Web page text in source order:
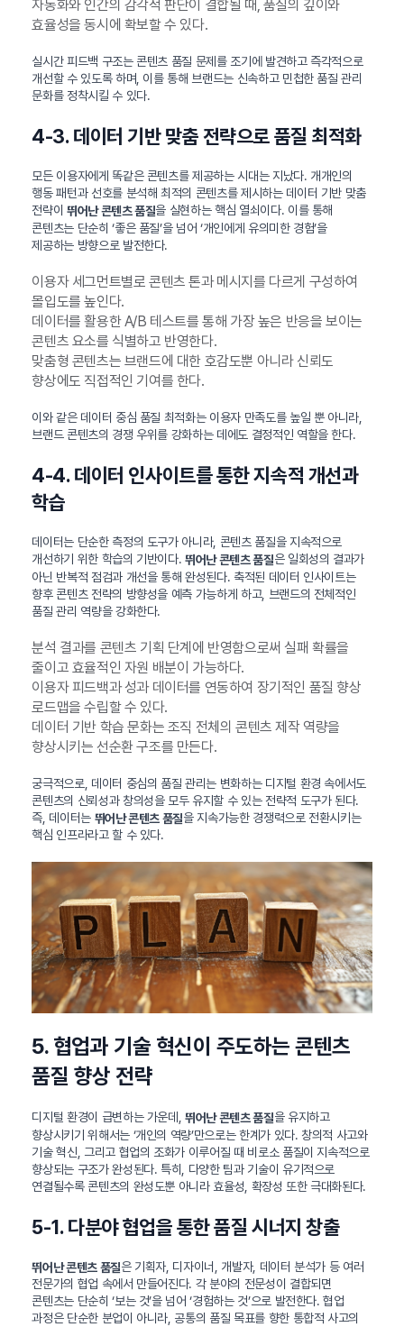
자동화와 인간의 감각적 판단이 결합될 때, 품질의 깊이와
효율성을 동시에 확보할 수 있다.
실시간 피드백 구조는 콘텐츠 품질 문제를 조기에 발견하고 즉각적으로
개선할 수 있도록 하며, 이를 통해 브랜드는 신속하고 민첩한 품질 관리
문화를 정착시킬 수 있다.
4-3. 데이터 기반 맞춤 전략으로 품질 최적화
모든 이용자에게 똑같은 콘텐츠를 제공하는 시대는 지났다. 개개인의
행동 패턴과 선호를 분석해 최적의 콘텐츠를 제시하는 데이터 기반 맞춤
전략이 뛰어난 콘텐츠 품질을 실현하는 핵심 열쇠이다. 이를 통해
콘텐츠는 단순히 ‘좋은 품질’을 넘어 ‘개인에게 유의미한 경험’을
제공하는 방향으로 발전한다.
이용자 세그먼트별로 콘텐츠 톤과 메시지를 다르게 구성하여
몰입도를 높인다.
데이터를 활용한 A/B 테스트를 통해 가장 높은 반응을 보이는
콘텐츠 요소를 식별하고 반영한다.
맞춤형 콘텐츠는 브랜드에 대한 호감도뿐 아니라 신뢰도
향상에도 직접적인 기여를 한다.
이와 같은 데이터 중심 품질 최적화는 이용자 만족도를 높일 뿐 아니라,
브랜드 콘텐츠의 경쟁 우위를 강화하는 데에도 결정적인 역할을 한다.
4-4. 데이터 인사이트를 통한 지속적 개선과
학습
데이터는 단순한 측정의 도구가 아니라, 콘텐츠 품질을 지속적으로
개선하기 위한 학습의 기반이다.뛰어난 콘텐츠 품질은 일회성의 결과가
아닌 반복적 점검과 개선을 통해 완성된다. 축적된 데이터 인사이트는
향후 콘텐츠 전략의 방향성을 예측 가능하게 하고, 브랜드의 전체적인
품질 관리 역량을 강화한다.
분석 결과를 콘텐츠 기획 단계에 반영함으로써 실패 확률을
줄이고 효율적인 자원 배분이 가능하다.
이용자 피드백과 성과 데이터를 연동하여 장기적인 품질 향상
로드맵을 수립할 수 있다.
데이터 기반 학습 문화는 조직 전체의 콘텐츠 제작 역량을
향상시키는 선순환 구조를 만든다.
궁극적으로, 데이터 중심의 품질 관리는 변화하는 디지털 환경 속에서도
콘텐츠의 신뢰성과 창의성을 모두 유지할 수 있는 전략적 도구가 된다.
즉, 데이터는 뛰어난 콘텐츠 품질을 지속가능한 경쟁력으로 전환시키는
핵심 인프라라고 할 수 있다.
5. 협업과 기술 혁신이 주도하는 콘텐츠
품질 향상 전략
디지털 환경이 급변하는 가운데,뛰어난 콘텐츠 품질을 유지하고
향상시키기 위해서는 ‘개인의 역량’만으로는 한계가 있다. 창의적 사고와
기술 혁신, 그리고 협업의 조화가 이루어질 때 비로소 품질이 지속적으로
향상되는 구조가 완성된다. 특히, 다양한 팀과 기술이 유기적으로
연결될수록 콘텐츠의 완성도뿐 아니라 효율성, 확장성 또한 극대화된다.
5-1. 다분야 협업을 통한 품질 시너지 창출
뛰어난 콘텐츠 품질은 기획자, 디자이너, 개발자, 데이터 분석가 등 여러
전문가의 협업 속에서 만들어진다. 각 분야의 전문성이 결합되면
콘텐츠는 단순히 ‘보는 것’을 넘어 ‘경험하는 것’으로 발전한다. 협업
과정은 단순한 분업이 아니라, 공통의 품질 목표를 향한 통합적 사고의